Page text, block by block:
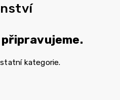
kategorie.